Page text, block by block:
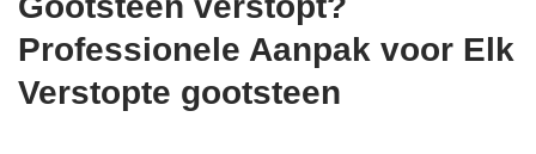
Professionele Aanpak voor Elk
Verstopte gootsteen